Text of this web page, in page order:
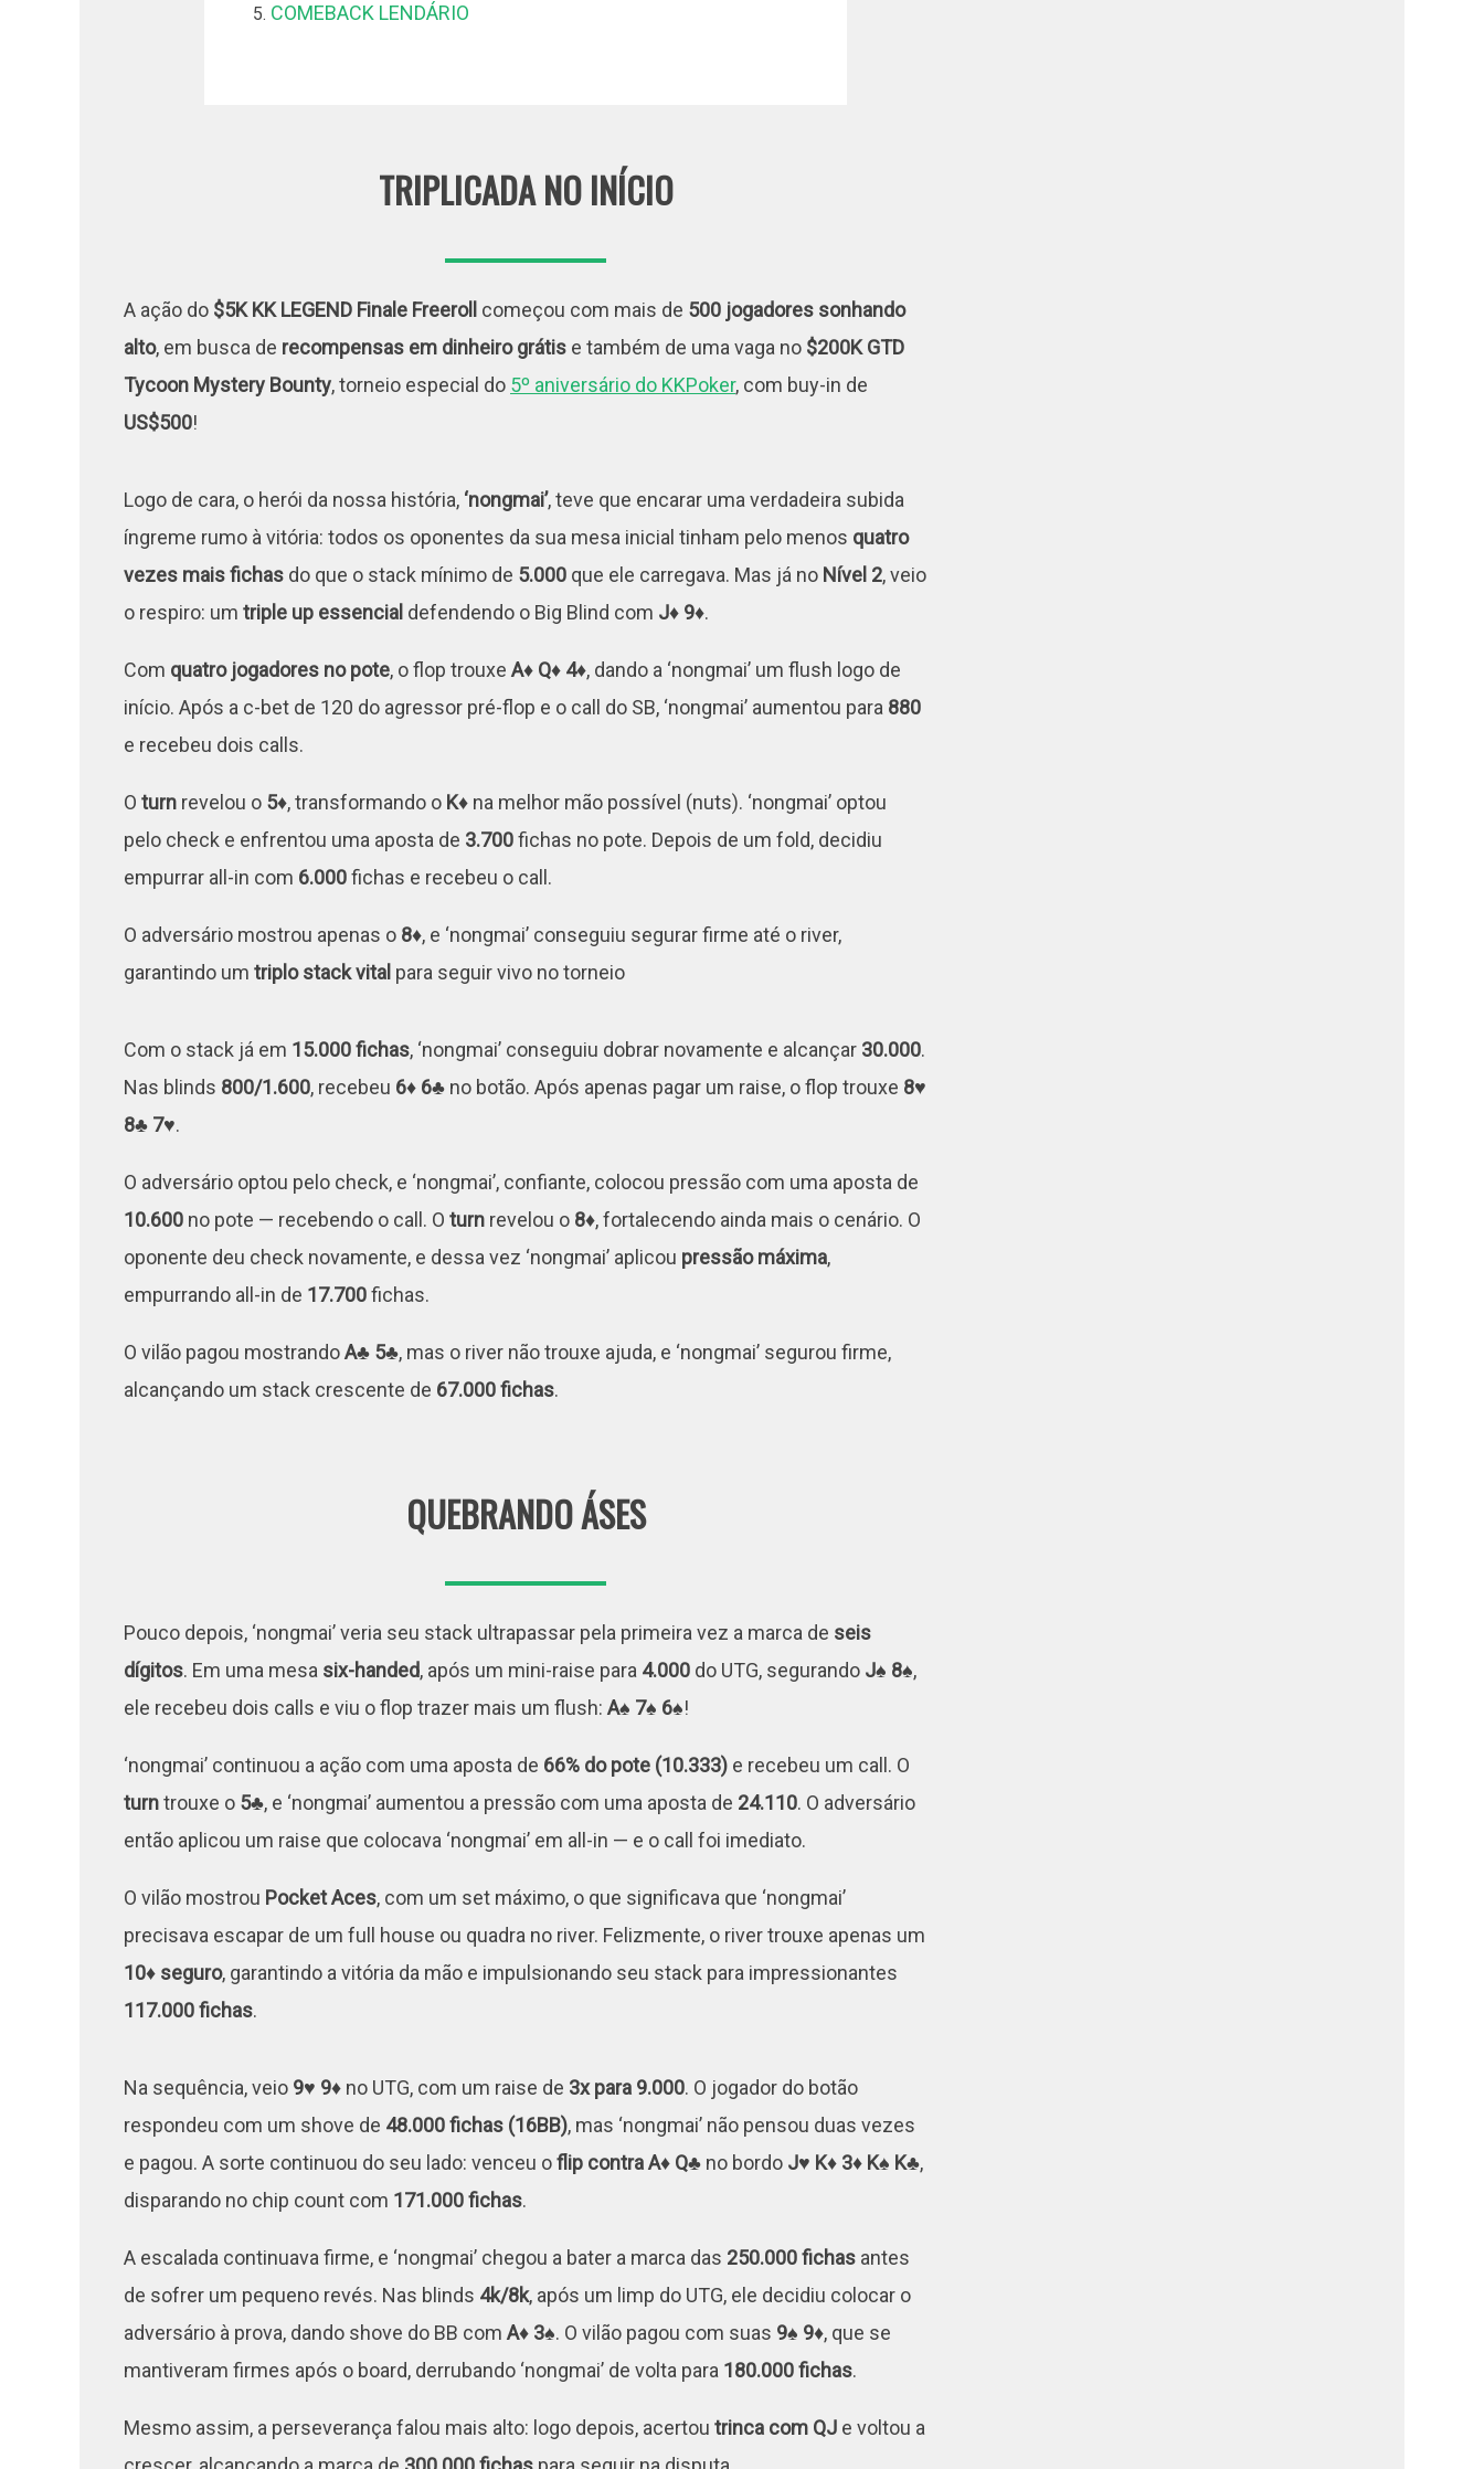
COMEBACK LENDÁRIO
TRIPLICADA NO INÍCIO
A ação do $5K KK LEGEND Finale Freeroll começou com mais de 500 jogadores sonhando
alto, em busca de recompensas em dinheiro grátis e também de uma vaga no $200K GTD
Tycoon Mystery Bounty, torneio especial do 5º aniversário do KKPoker, com buy-in de
US$500!
Logo de cara, o herói da nossa história, ‘nongmai’, teve que encarar uma verdadeira subida
íngreme rumo à vitória: todos os oponentes da sua mesa inicial tinham pelo menos quatro
vezes mais fichas do que o stack mínimo de 5.000 que ele carregava. Mas já no Nível 2, veio
o respiro: um triple up essencial defendendo o Big Blind com J♦ 9♦.
Com quatro jogadores no pote, o flop trouxe A♦ Q♦ 4♦, dando a ‘nongmai’ um flush logo de
início. Após a c-bet de 120 do agressor pré-flop e o call do SB, ‘nongmai’ aumentou para 880
e recebeu dois calls.
O turn revelou o 5♦, transformando o K♦ na melhor mão possível (nuts). ‘nongmai’ optou
pelo check e enfrentou uma aposta de 3.700fichas no pote. Depois de um fold, decidiu
empurrar all-in com 6.000fichas e recebeu o call.
O adversário mostrou apenas o 8♦, e ‘nongmai’ conseguiu segurar firme até o river,
garantindo um triplo stack vital para seguir vivo no torneio
Com o stack já em 15.000 fichas, ‘nongmai’ conseguiu dobrar novamente e alcançar 30.000.
Nas blinds 800/1.600, recebeu 6♦ 6♣ no botão. Após apenas pagar um raise, o flop trouxe 8♥
8♣ 7♥.
O adversário optou pelo check, e ‘nongmai’, confiante, colocou pressão com uma aposta de
10.600 no pote — recebendo o call. O turn revelou o 8♦, fortalecendo ainda mais o cenário. O
oponente deu check novamente, e dessa vez ‘nongmai’ aplicou pressão máxima,
empurrando all-in de 17.700fichas.
O vilão pagou mostrandoA♣ 5♣, mas o river não trouxe ajuda, e ‘nongmai’ segurou firme,
alcançando um stack crescente de 67.000 fichas.
QUEBRANDO ÁSES
Pouco depois, ‘nongmai’ veria seu stack ultrapassar pela primeira vez a marca de seis
dígitos. Em uma mesa six-handed, após um mini-raise para 4.000 do UTG, segurando J♠ 8♠,
ele recebeu dois calls e viu o flop trazer mais um flush: A♠ 7♠ 6♠!
‘nongmai’ continuou a ação com uma aposta de 66% do pote (10.333) e recebeu um call. O
turntrouxe o 5♣, e ‘nongmai’ aumentou a pressão com uma aposta de 24.110. O adversário
então aplicou um raise que colocava ‘nongmai’ em all-in — e o call foi imediato.
O vilão mostrou Pocket Aces, com um set máximo, o que significava que ‘nongmai’
precisava escapar de um full house ou quadra no river. Felizmente, o river trouxe apenas um
10♦ seguro, garantindo a vitória da mão e impulsionando seu stack para impressionantes
117.000 fichas.
Na sequência, veio 9♥ 9♦ no UTG, com um raise de 3x para 9.000. O jogador do botão
respondeu com um shove de 48.000 fichas (16BB), mas ‘nongmai’ não pensou duas vezes
e pagou. A sorte continuou do seu lado: venceu oflip contra A♦ Q♣ no bordo J♥ K♦ 3♦ K♠ K♣,
disparando no chip count com 171.000 fichas.
A escalada continuava firme, e ‘nongmai’ chegou a bater a marca das 250.000 fichas antes
de sofrer um pequeno revés. Nas blinds 4k/8k, após um limp do UTG, ele decidiu colocar o
adversário à prova, dando shove do BB com A♦ 3♠. O vilão pagou com suas 9♠ 9♦, que se
mantiveram firmes após o board, derrubando ‘nongmai’ de volta para 180.000 fichas.
Mesmo assim, a perseverança falou mais alto: logo depois, acertou trinca com QJ e voltou a